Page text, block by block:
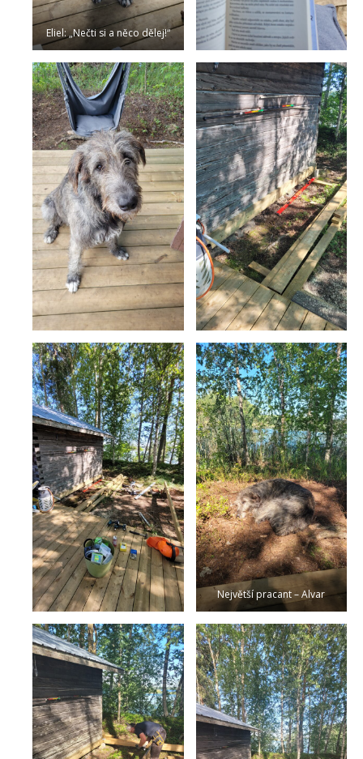
Eliel: „Nečti si a něco dělej!“
Největší pracant – Alvar